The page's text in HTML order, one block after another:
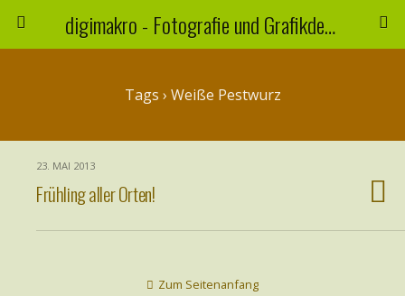
digimakro - Fotografie und Grafikdesign
Tags › Weiße Pestwurz
23. MAI 2013
Frühling aller Orten!
Zum Seitenanfang